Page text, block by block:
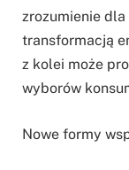
zrozumienie
transformacją
z kolei może
wyborów
Nowe formy